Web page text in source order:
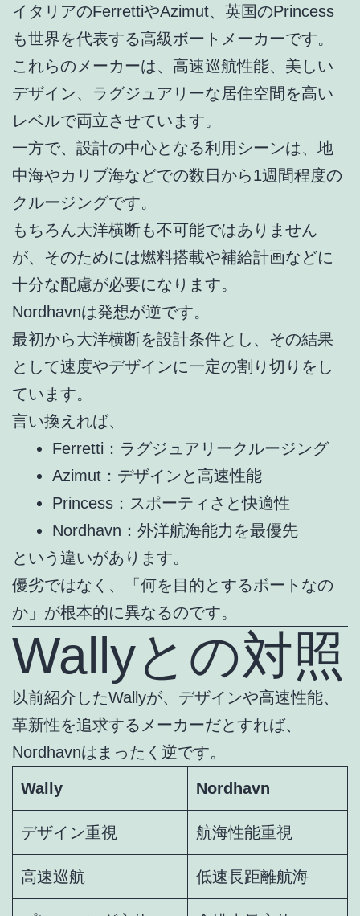
イタリアのFerrettiやAzimut、英国のPrincess
も世界を代表する高級ボートメーカーです。
これらのメーカーは、高速巡航性能、美しい
デザイン、ラグジュアリーな居住空間を高い
レベルで両立させています。
一方で、設計の中心となる利用シーンは、地
中海やカリブ海などでの数日から1週間程度の
クルージングです。
もちろん大洋横断も不可能ではありません
が、そのためには燃料搭載や補給計画などに
十分な配慮が必要になります。
Nordhavnは発想が逆です。
最初から大洋横断を設計条件とし、その結果
として速度やデザインに一定の割り切りをし
ています。
言い換えれば、
Ferretti：ラグジュアリークルージング
Azimut：デザインと高速性能
Princess：スポーティさと快適性
Nordhavn：外洋航海能力を最優先
という違いがあります。
優劣ではなく、「何を目的とするボートなの
か」が根本的に異なるのです。
Wallyとの対照
以前紹介したWallyが、デザインや高速性能、
革新性を追求するメーカーだとすれば、
Nordhavnはまったく逆です。
Wally Nordhavn
デザイン重視 航海性能重視
高速巡航 低速長距離航海